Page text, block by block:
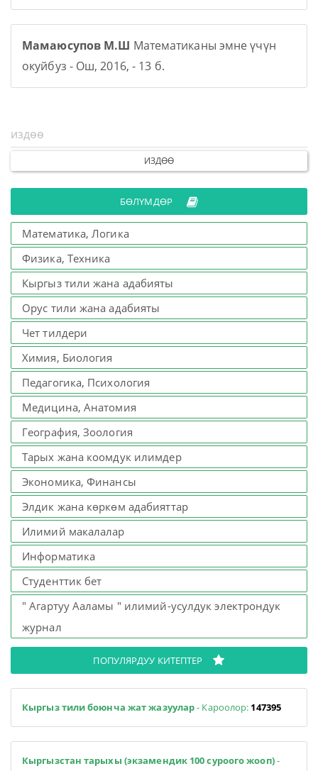
Мамаюсупов М.Ш Математиканы эмне үчүн
окуйбуз - Ош, 2016, - 13 б.
ИЗДӨӨ
БӨЛҮМДӨР
Математика, Логика
Физика, Техника
Кыргыз тили жана адабияты
Орус тили жана адабияты
Чет тилдери
Химия, Биология
Педагогика, Психология
Медицина, Анатомия
География, Зоология
Тарых жана коомдук илимдер
Экономика, Финансы
Элдик жана көркөм адабияттар
Илимий макалалар
Информатика
Студенттик бет
" Агартуу Ааламы " илимий-усулдук электрондук
журнал
ПОПУЛЯРДУУ КИТЕПТЕР
Кыргыз тили боюнча жат жазуулар- Кароолор: 147395
Кыргызстан тарыхы (экзамендик 100 суроого жооп)-